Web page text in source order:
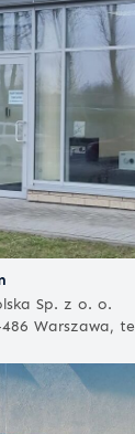
Sp. z o. o.
Warszawa,